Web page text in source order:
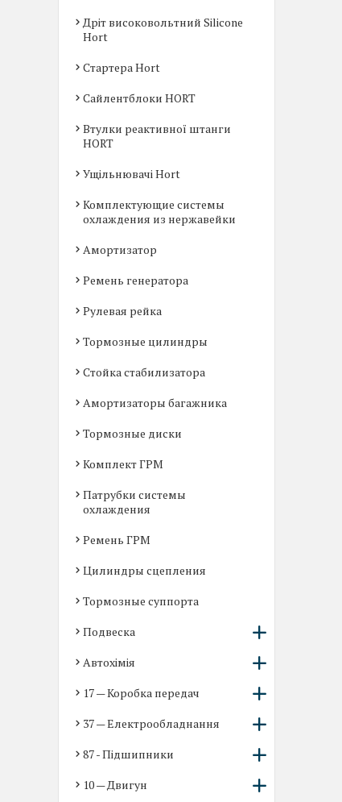
Дріт високовольтний Silicone
Hort
Стартера Hort
Сайлентблоки HORT
Втулки реактивної штанги
HORT
Ущільнювачі Hort
Комплектующие системы
охлаждения из нержавейки
Амортизатор
Ремень генератора
Рулевая рейка
Тормозные цилиндры
Стойка стабилизатора
Амортизаторы багажника
Тормозные диски
Комплект ГРМ
Патрубки системы
охлаждения
Ремень ГРМ
Цилиндры сцепления
Тормозные суппорта
Подвеска
Автохімія
17 — Коробка передач
37 — Електрообладнання
87 - Підшипники
10 — Двигун